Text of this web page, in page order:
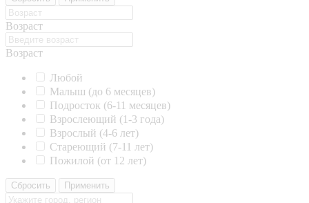
Возраст
Возраст
Любой
Малыш (до 6 месяцев)
Подросток (6-11 месяцев)
Взрослеющий (1-3 года)
Взрослый (4-6 лет)
Стареющий (7-11 лет)
Пожилой (от 12 лет)
Сбросить Применить